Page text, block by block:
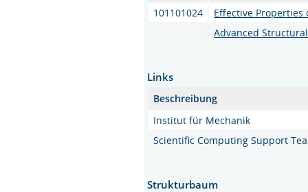
101101024
Effective
Advanced
Links
Beschreibung
Institut für Mechanik
Scientific Computing Support
Strukturbaum